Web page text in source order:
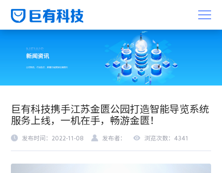
巨有科技携手江苏金匮公园打造智能导览系统
服务上线，一机在手，畅游金匮！
发布时间：2022-11-08 发布者： 浏览次数：4341